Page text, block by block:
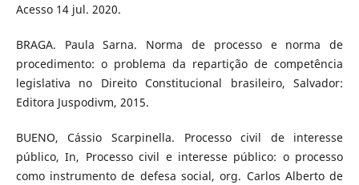
Acesso 14 jul. 2020.
BRAGA. Paula Sarna. Norma de processo e norma de
procedimento: o problema da repartição de competência
legislativa no Direito Constitucional brasileiro, Salvador:
Editora Juspodivm, 2015.
BUENO, Cássio Scarpinella. Processo civil de interesse
público, In, Processo civil e interesse público: o processo
como instrumento de defesa social, org. Carlos Alberto de